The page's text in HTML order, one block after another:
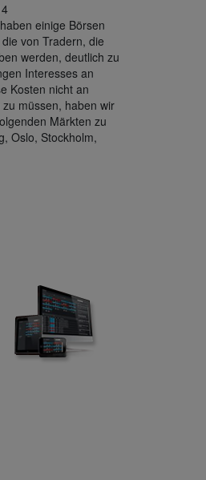
einige Börsen
von Tradern, die
werden, deutlich zu
Interesses an
Kosten nicht an
müssen, haben wir
Märkten zu
Oslo, Stockholm,